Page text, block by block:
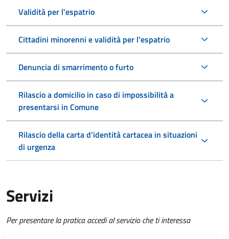
Validità per l'espatrio
Cittadini minorenni e validità per l'espatrio
Denuncia di smarrimento o furto
Rilascio a domicilio in caso di impossibilità a
presentarsi in Comune
Rilascio della carta d'identità cartacea in situazioni
di urgenza
Servizi
Per presentare la pratica accedi al servizio che ti interessa